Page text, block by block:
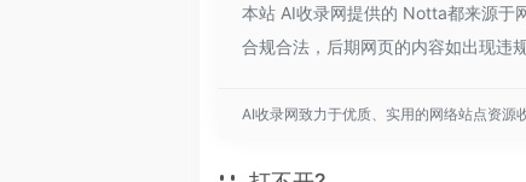
本站 AI收录网提供的 Notta都来源于
合规合法，后期网页的内容如出现违
AI收录网致力于优质、实用的网络站点资源